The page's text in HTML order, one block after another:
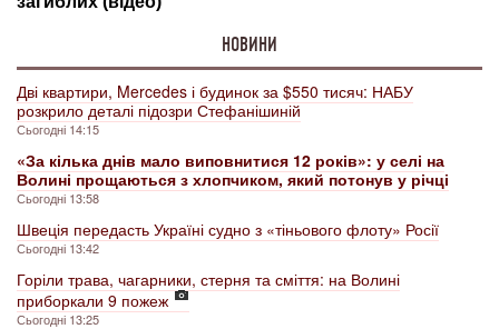
НОВИНИ
Дві квартири, Mercedes і будинок за $550 тисяч: НАБУ
розкрило деталі підозри Стефанішиній
Сьогодні 14:15
«За кілька днів мало виповнитися 12 років»: у селі на
Волині прощаються з хлопчиком, який потонув у річці
Сьогодні 13:58
Швеція передасть Україні судно з «тіньового флоту» Росії
Сьогодні 13:42
Горіли трава, чагарники, стерня та сміття: на Волині
приборкали 9 пожеж
Сьогодні 13:25